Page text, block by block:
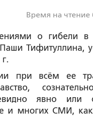
Время на чтение
о гибели в
Паши Тифитуллина,
при всём ее
явно или
и многих СМИ,